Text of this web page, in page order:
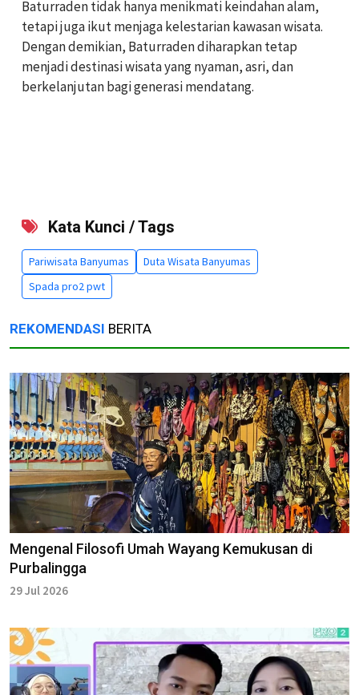
Baturraden tidak hanya menikmati keindahan alam,
tetapi juga ikut menjaga kelestarian kawasan wisata.
Dengan demikian, Baturraden diharapkan tetap
menjadi destinasi wisata yang nyaman, asri, dan
berkelanjutan bagi generasi mendatang.
Kata Kunci / Tags
Pariwisata Banyumas
Duta Wisata Banyumas
Spada pro2 pwt
REKOMENDASI BERITA
Mengenal Filosofi Umah Wayang Kemukusan di
Purbalingga
29 Jul 2026